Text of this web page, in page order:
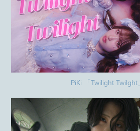
PiKi 「Twilight Twilght